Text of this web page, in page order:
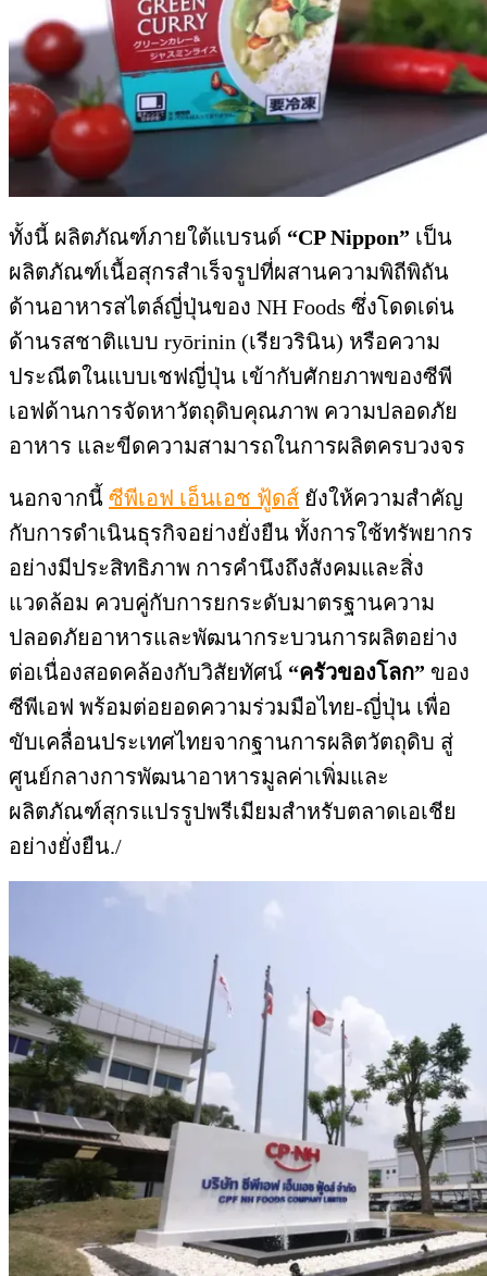
ทั้งนี้ ผลิตภัณฑ์ภายใต้แบรนด์ “CP Nippon” เป็น
ผลิตภัณฑ์เนื้อสุกรสำเร็จรูปที่ผสานความพิถีพิถัน
ด้านอาหารสไตล์ญี่ปุ่นของ NH Foods ซึ่งโดดเด่น
ด้านรสชาติแบบ ryōrinin (เรียวรินิน) หรือความ
ประณีตในแบบเชฟญี่ปุ่น เข้ากับศักยภาพของซีพี
เอฟด้านการจัดหาวัตถุดิบคุณภาพ ความปลอดภัย
อาหาร และขีดความสามารถในการผลิตครบวงจร
นอกจากนี้ ซีพีเอฟ เอ็นเอช ฟู้ดส์ ยังให้ความสำคัญ
กับการดำเนินธุรกิจอย่างยั่งยืน ทั้งการใช้ทรัพยากร
อย่างมีประสิทธิภาพ การคำนึงถึงสังคมและสิ่ง
แวดล้อม ควบคู่กับการยกระดับมาตรฐานความ
ปลอดภัยอาหารและพัฒนากระบวนการผลิตอย่าง
ต่อเนื่องสอดคล้องกับวิสัยทัศน์ “ครัวของโลก” ของ
ซีพีเอฟ พร้อมต่อยอดความร่วมมือไทย-ญี่ปุ่น เพื่อ
ขับเคลื่อนประเทศไทยจากฐานการผลิตวัตถุดิบ สู่
ศูนย์กลางการพัฒนาอาหารมูลค่าเพิ่มและ
ผลิตภัณฑ์สุกรแปรรูปพรีเมียมสำหรับตลาดเอเชีย
อย่างยั่งยืน./